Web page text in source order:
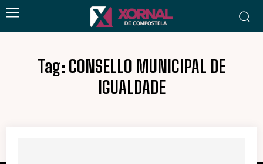
Tag: CONSELLO MUNICIPAL DE
IGUALDADE